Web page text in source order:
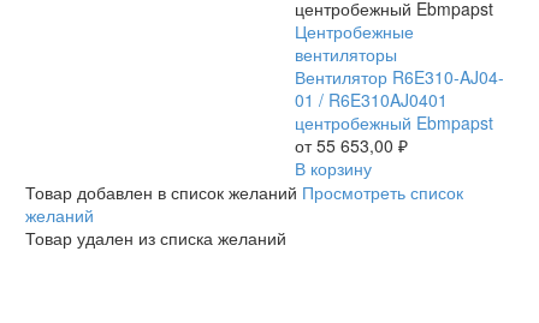
Вентилятор
R6E310-
AJ04-
01
/
R6E310AJ0401
центробежный
Ebmpapst
Центробежные
вентиляторы
Вентилятор R6E310-AJ04-
01 / R6E310AJ0401
центробежный Ebmpapst
от55 653,00 ₽
В корзину
Товар добавлен в список желаний Просмотреть список
желаний
Товар удален из списка желаний